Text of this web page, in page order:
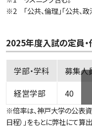
※2 「公共、倫理」「公共、
2025年度入試の定員・
学部・学科 募集人
経営学部
40
※倍率は、神戸大学の公表
日程）」をもとに弊社にて算